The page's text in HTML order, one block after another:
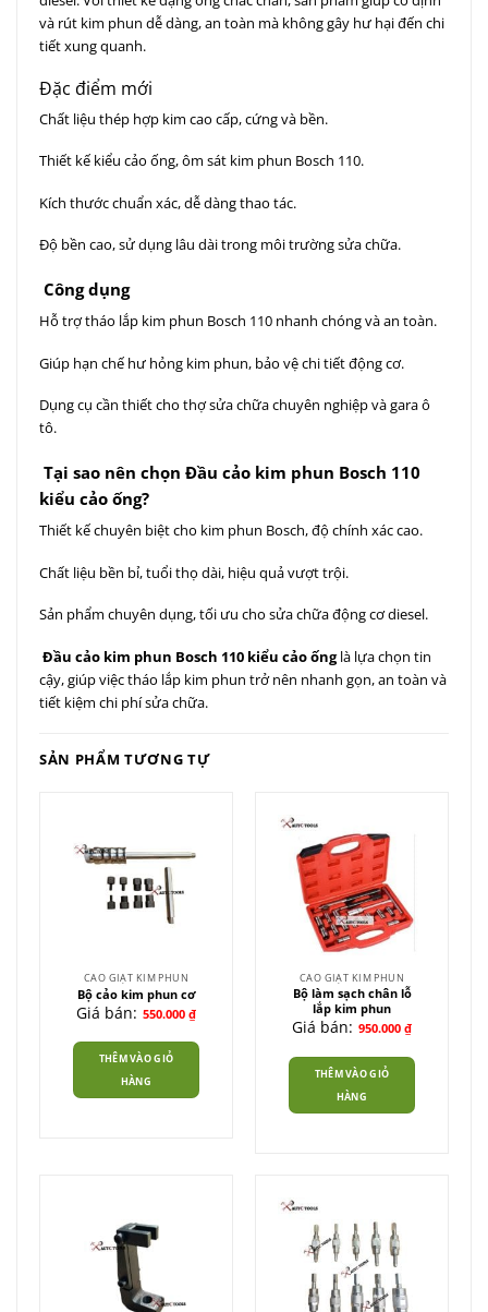
và rút kim phun dễ dàng, an toàn mà không gây hư hại đến chi
tiết xung quanh.
Đặc điểm mới
Chất liệu thép hợp kim cao cấp, cứng và bền.
Thiết kế kiểu cảo ống, ôm sát kim phun Bosch 110.
Kích thước chuẩn xác, dễ dàng thao tác.
Độ bền cao, sử dụng lâu dài trong môi trường sửa chữa.
Công dụng
Hỗ trợ tháo lắp kim phun Bosch 110 nhanh chóng và an toàn.
Giúp hạn chế hư hỏng kim phun, bảo vệ chi tiết động cơ.
Dụng cụ cần thiết cho thợ sửa chữa chuyên nghiệp và gara ô
tô.
Tại sao nên chọn Đầu cảo kim phun Bosch 110
kiểu cảo ống?
Thiết kế chuyên biệt cho kim phun Bosch, độ chính xác cao.
Chất liệu bền bỉ, tuổi thọ dài, hiệu quả vượt trội.
Sản phẩm chuyên dụng, tối ưu cho sửa chữa động cơ diesel.
Đầu cảo kim phun Bosch 110 kiểu cảo ốnglà lựa chọn tin
cậy, giúp việc tháo lắp kim phun trở nên nhanh gọn, an toàn và
tiết kiệm chi phí sửa chữa.
SẢN PHẨM TƯƠNG TỰ
CAO GIẬT KIM PHUN
Bộ cảo kim phun cơ
Giá bán: 550.000 ₫
THÊM VÀO GIỎ
HÀNG
CAO GIẬT KIM PHUN
Bộ làm sạch chân lỗ
lắp kim phun
Giá bán: 950.000 ₫
THÊM VÀO GIỎ
HÀNG